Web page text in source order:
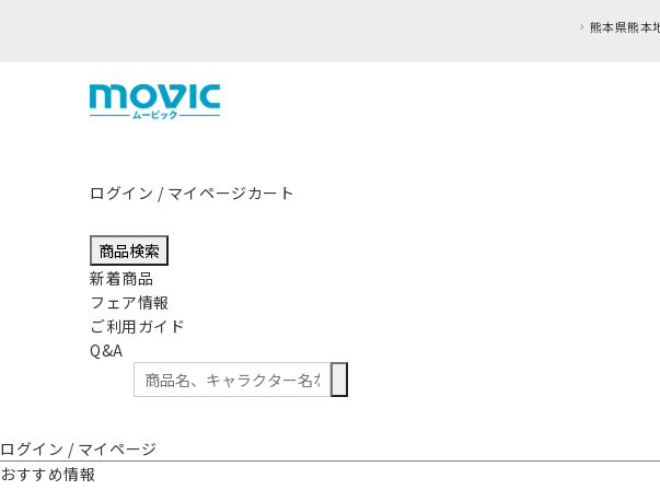
熊本県熊本地方を震源とする地震の影響につきまして
ログイン / マイページカート
商品検索
新着商品
フェア情報
ご利用ガイド
Q&A
ログイン / マイページ
おすすめ情報